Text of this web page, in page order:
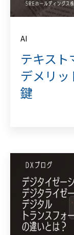
AI
テキスト
デメリ
鍵